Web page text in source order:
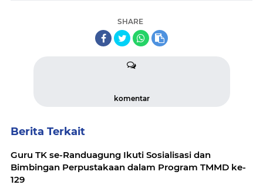
SHARE
komentar
Berita Terkait
Guru TK se-Randuagung Ikuti Sosialisasi dan
Bimbingan Perpustakaan dalam Program TMMD ke-
129